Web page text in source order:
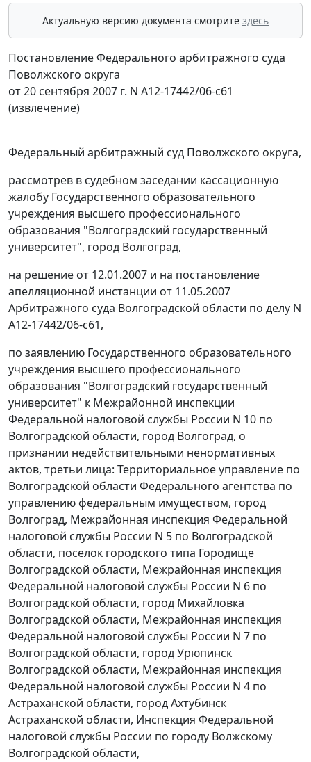
Актуальную версию документа смотрите здесь
Постановление Федерального арбитражного суда
Поволжского округа
от 20 сентября 2007 г. N А12-17442/06-с61
(извлечение)
Федеральный арбитражный суд Поволжского округа,
рассмотрев в судебном заседании кассационную
жалобу Государственного образовательного
учреждения высшего профессионального
образования "Волгоградский государственный
университет", город Волгоград,
на решение от 12.01.2007 и на постановление
апелляционной инстанции от 11.05.2007
Арбитражного суда Волгоградской области по делу N
А12-17442/06-с61,
по заявлению Государственного образовательного
учреждения высшего профессионального
образования "Волгоградский государственный
университет" к Межрайонной инспекции
Федеральной налоговой службы России N 10 по
Волгоградской области, город Волгоград, о
признании недействительными ненормативных
актов, третьи лица: Территориальное управление по
Волгоградской области Федерального агентства по
управлению федеральным имуществом, город
Волгоград, Межрайонная инспекция Федеральной
налоговой службы России N 5 по Волгоградской
области, поселок городского типа Городище
Волгоградской области, Межрайонная инспекция
Федеральной налоговой службы России N 6 по
Волгоградской области, город Михайловка
Волгоградской области, Межрайонная инспекция
Федеральной налоговой службы России N 7 по
Волгоградской области, город Урюпинск
Волгоградской области, Межрайонная инспекция
Федеральной налоговой службы России N 4 по
Астраханской области, город Ахтубинск
Астраханской области, Инспекция Федеральной
налоговой службы России по городу Волжскому
Волгоградской области,